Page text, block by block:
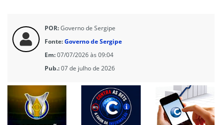
POR:Governo de Sergipe
Fonte:Governo de Sergipe
Em:07/07/2026 às 09:04
Pub.:07 de julho de 2026